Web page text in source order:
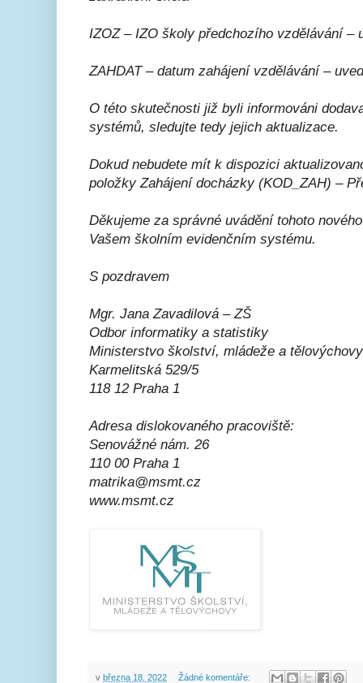
IZOZ – IZO školy předchozího vzdělávání –
ZAHDAT – datum zahájení vzdělávání –
O této skutečnosti již byli informováni
systémů, sledujte tedy jejich aktualizace.
Dokud nebudete mít k dispozici
položky Zahájení docházky (KOD_ZAH) –
Děkujeme za správné uvádění tohoto
Vašem školním evidenčním systému.
S pozdravem
Mgr. Jana Zavadilová – ZŠ
Odbor informatiky a statistiky
Ministerstvo školství, mládeže a tělovýchovy
Karmelitská 529/5
118 12 Praha 1
Adresa dislokovaného pracoviště:
Senovážné nám. 26
110 00 Praha 1
matrika@msmt.cz
www.msmt.cz
v března 18, 2022 Žádné komentáře: